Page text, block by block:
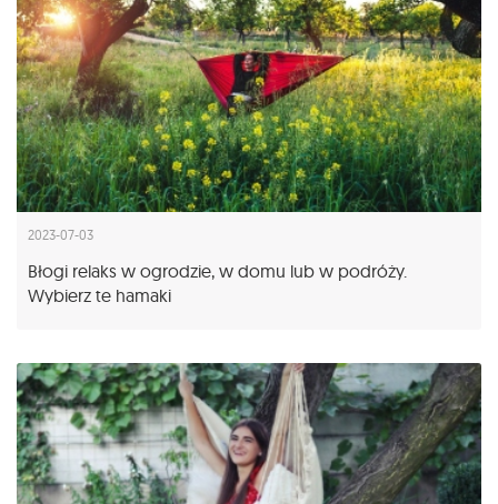
2023-07-03
Błogi relaks w ogrodzie, w domu lub w podróży.
Wybierz te hamaki